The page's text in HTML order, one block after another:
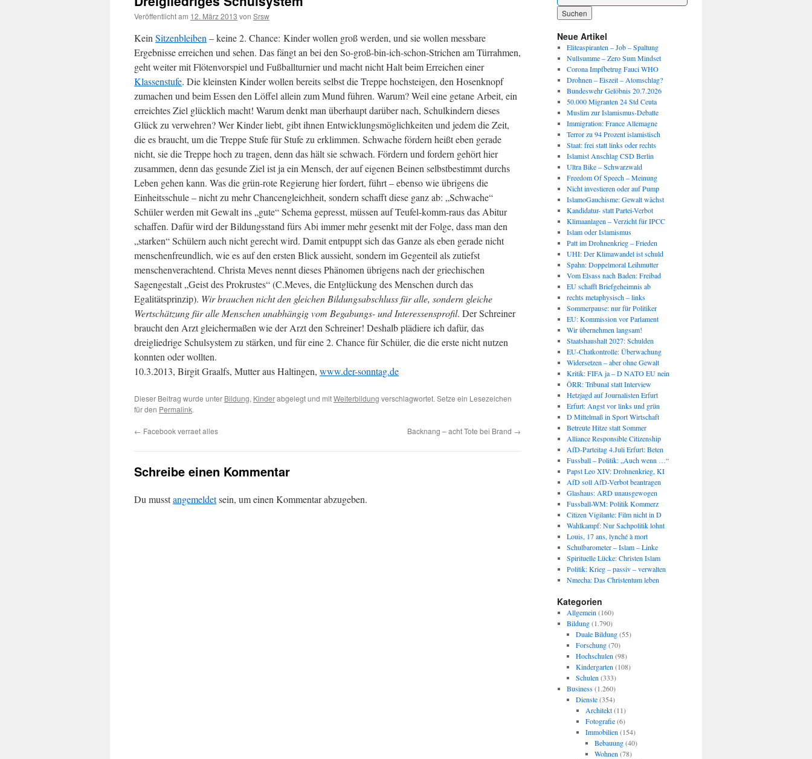
Veröffentlicht am 12. März 2013 von Srsw
Kein Sitzenbleiben – keine 2. Chance: Kinder wollen groß werden, und sie wollen messbare
Ergebnisse erreichen und sehen. Das fängt an bei den So-groß-bin-ich-schon-Strichen am Türrahmen,
geht weiter mit Flötenvorspiel und Fußballturnier und macht nicht Halt beim Erreichen einer
Klassenstufe. Die kleinsten Kinder wollen bereits selbst die Treppe hochsteigen, den Hosenknopf
zumachen und beim Essen den Löffel allein zum Mund führen. Warum? Weil eine getane Arbeit, ein
erreichtes Ziel glücklich macht! Warum denkt man überhaupt darüber nach, Schulkindern dieses
Glück zu verwehren? Wer Kinder liebt, gibt ihnen Entwicklungsmöglichkeiten und jedem die Zeit,
die es braucht, um die Treppe Stufe für Stufe zu erklimmen. Schwache fördern heißt eben gerade
nicht, sie die Treppe hoch zu tragen, denn das hält sie schwach. Fördern und fordern gehört hier
zusammen, denn das gesunde Ziel ist ja ein Mensch, der auf eigenen Beinen selbstbestimmt durchs
Leben gehen kann. Was die grün-rote Regierung hier fordert, führt – ebenso wie übrigens die
Einheitsschule – nicht zu mehr Chancengleichheit, sondern schafft diese ganz ab: „Schwache“
Schüler werden mit Gewalt ins „gute“ Schema gepresst, müssen auf Teufel-komm-raus das Abitur
schaffen. Dafür wird der Bildungsstand fürs Abi immer mehr gesenkt mit der Folge, dass man den
„starken“ Schülern auch nicht gerecht wird. Damit entpuppt sich das Ganze als eben gerade nicht
menschenfreundlich, wie es auf den ersten Blick aussieht, sondern im Gegenteil als zutiefst
menschenverachtend. Christa Meves nennt dieses Phänomen übrigens nach der griechischen
Sagengestalt „Geist des Prokrustes“ (C.Meves, die Entglückung des Menschen durch das
Egalitätsprinzip). Wir brauchen nicht den gleichen Bildungsabschluss für alle, sondern gleiche
Wertschätzung für alle Menschen unabhängig vom Begabungs- und Interessensprofil. Der Schreiner
braucht den Arzt gleichermaßen wie der Arzt den Schreiner! Deshalb plädiere ich dafür, das
dreigliedrige Schulsystem zu stärken, und für eine 2. Chance für Schüler, die die erste nicht nutzen
konnten oder wollten.
10.3.2013, Birgit Graalfs, Mutter aus Haltingen, www.der-sonntag.de
Dieser Beitrag wurde unter Bildung, Kinderabgelegt und mitWeiterbildung verschlagwortet. Setze ein Lesezeichen
für den Permalink.
← Facebook verraet alles Backnang – acht Tote bei Brand →
Schreibe einen Kommentar
Du musstangemeldetsein, um einen Kommentar abzugeben.
Neue Artikel
Eliteaspiranten – Job – Spaltung
Nullsumme – Zero Sum Mindset
Corona Impfbetrug Fauci WHO
Drohnen – Eiszeit – Atomschlag?
Bundeswehr Gelöbnis 20.7.2026
50.000 Migranten 24 Std Ceuta
Muslim zur Islamismus-Debatte
Immigration: France Allemagne
Terror zu 94 Prozent islamistisch
Staat: frei statt links oder rechts
Islamist Anschlag CSD Berlin
Ultra Bike – Schwarzwald
Freedom Of Speech – Meinung
Nicht investieren oder auf Pump
IslamoGauchisme: Gewalt wächst
Kandidatur- statt Partei-Verbot
Klimaanlagen – Verzicht für IPCC
Islam oder Islamismus
Patt im Drohnenkrieg – Frieden
UHI: Der Klimawandel ist schuld
Spahn: Doppelmoral Leihmutter
Vom Elsass nach Baden: Freibad
EU schafft Briefgeheimnis ab
rechts metaphysisch – links
Sommerpause: nur für Politiker
EU: Kommission vor Parlament
Wir übernehmen langsam!
Staatshaushalt 2027: Schulden
EU-Chatkontrolle: Überwachung
Widersetzen – aber ohne Gewalt
Kritik: FIFA ja – D NATO EU nein
ÖRR: Tribunal statt Interview
Hetzjagd auf Journalisten Erfurt
Erfurt: Angst vor links und grün
D Mittelmaß in Sport Wirtschaft
Betreute Hitze statt Sommer
Alliance Responsible Citizenship
AfD-Parteitag 4.Juli Erfurt: Beten
Fussball – Politik: „Auch wenn …“
Papst Leo XIV: Drohnenkrieg, KI
AfD soll AfD-Verbot beantragen
Glashaus: ARD unausgewogen
Fussball-WM: Politik Kommerz
Citizen Vigilante: Film nicht in D
Wahlkampf: Nur Sachpolitik lohnt
Louis, 17 ans, lynché à mort
Schulbarometer – Islam – Linke
Spirituelle Lücke: Christen Islam
Politik: Krieg – passiv – verwalten
Nmecha: Das Christentum leben
Kategorien
Allgemein (160)
Bildung(1.790)
Duale Bildung(55)
Forschung(70)
Hochschulen (98)
Kindergarten (108)
Schulen (333)
Business(1.260)
Dienste(354)
Architekt(11)
Fotografie(6)
Immobilien (154)
Bebauung(40)
Wohnen (78)